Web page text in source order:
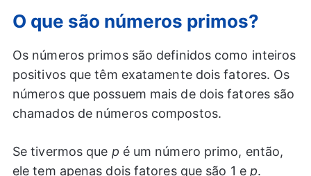
O que são números primos?
Os números primos são definidos como inteiros
positivos que têm exatamente dois fatores. Os
números que possuem mais de dois fatores são
chamados de números compostos.
Se tivermos que p é um número primo, então,
ele tem apenas dois fatores que são 1 e p.